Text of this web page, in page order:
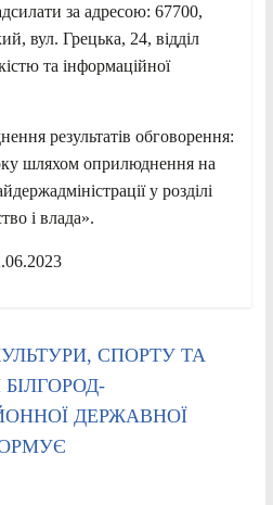
за адресою: 67700,
вул. Грецька, 24, відділ
та інформаційної
результатів обговорення:
шляхом оприлюднення на
у розділі
і влада».
СПОРТУ ТА
ДЕРЖАВНОЇ